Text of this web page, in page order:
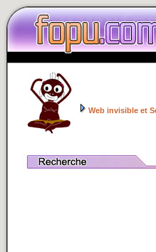
Web invisible et